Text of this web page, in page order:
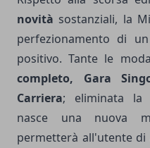
novità sostanziali, la
perfezionamento di
positivo. Tante le
completo, Gara
Carriera; eliminata la
nasce una nuova
permetterà all'utente di